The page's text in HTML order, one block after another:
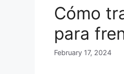
Cómo
para
February 17, 2024